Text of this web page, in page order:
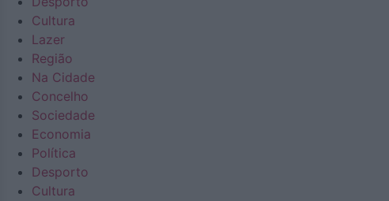
Cultura
Lazer
Região
Na Cidade
Concelho
Sociedade
Economia
Política
Desporto
Cultura